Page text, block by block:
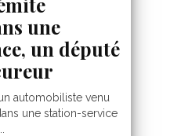
une
un député
automobiliste venu
une station-service